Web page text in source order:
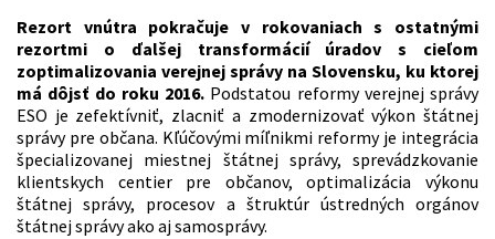
Rezort vnútra pokračuje v rokovaniach s ostatnými
rezortmi o ďalšej transformácií úradov s cieľom
zoptimalizovania verejnej správy na Slovensku, ku ktorej
má dôjsť do roku 2016. Podstatou reformy verejnej správy
ESO je zefektívniť, zlacniť a zmodernizovať výkon štátnej
správy pre občana. Kľúčovými míľnikmi reformy je integrácia
špecializovanej miestnej štátnej správy, sprevádzkovanie
klientskych centier pre občanov, optimalizácia výkonu
štátnej správy, procesov a štruktúr ústredných orgánov
štátnej správy ako aj samosprávy.